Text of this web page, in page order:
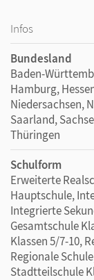
Infos
Bundesland
Baden-
Hamburg,
Niedersachsen,
Saarland,
Thüringen
Schulform
Erweiterte
Hauptschule,
Integrierte
Gesamtschule
Klassen 5/7-10,
Regionale
Stadtteilschule